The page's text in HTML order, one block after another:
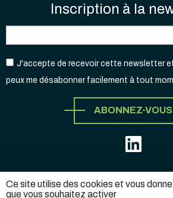
Ce site utilise des cookies et vous
que vous souhaitez activer
Inscription à la
J'accepte de recevoir cette newsletter
peux me désabonner facilement à tout
ABONNEZ-VOUS